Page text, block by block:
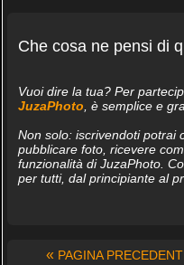
Che cosa ne pensi di
Vuoi dire la tua? Per
JuzaPhoto , è semplice e
Non solo: iscrivendoti potrai
pubblicare foto, ricevere
funzionalità di JuzaPhoto.
per tutti, dal principiante al
« PAGINA